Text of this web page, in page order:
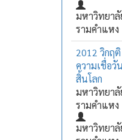
มหาวิทยาลั
รามคำแหง
2012 วิกฤติ
ความเชื่อวัน
สิ้นโลก
มหาวิทยาลั
รามคำแหง
มหาวิทยาลั